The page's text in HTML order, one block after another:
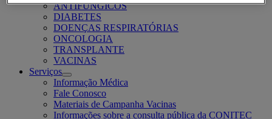
ANTIFÚNGICOS
DIABETES
DOENÇAS RESPIRATÓRIAS
ONCOLOGIA
TRANSPLANTE
VACINAS
Serviços
Open
submenu
Informação Médica
Fale Conosco
Materiais de Campanha Vacinas
Informações sobre a consulta pública da CONITEC